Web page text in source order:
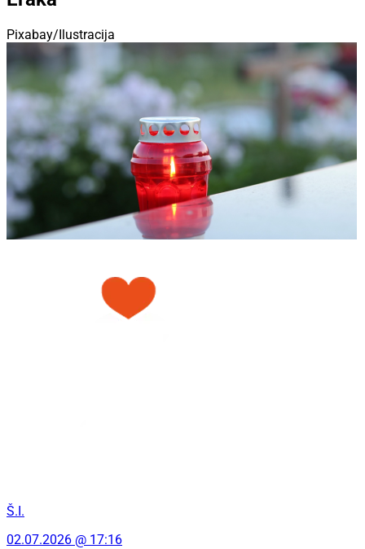
Pixabay/Ilustracija
Š.I.
02.07.2026 @ 17:16